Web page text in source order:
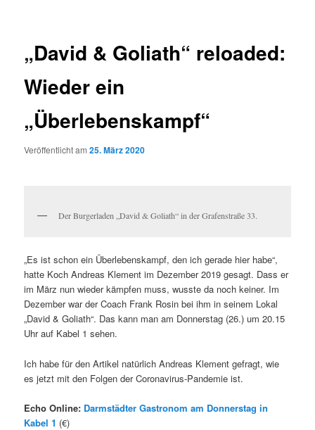
„David & Goliath“ reloaded:
Wieder ein
„Überlebenskampf“
Veröffentlicht am25. März 2020
Der Burgerladen „David & Goliath“ in der Grafenstraße 33.
„Es ist schon ein Überlebenskampf, den ich gerade hier habe“,
hatte Koch Andreas Klement im Dezember 2019 gesagt. Dass er
im März nun wieder kämpfen muss, wusste da noch keiner. Im
Dezember war der Coach Frank Rosin bei ihm in seinem Lokal
„David & Goliath“. Das kann man am Donnerstag (26.) um 20.15
Uhr auf Kabel 1 sehen.
Ich habe für den Artikel natürlich Andreas Klement gefragt, wie
es jetzt mit den Folgen der Coronavirus-Pandemie ist.
Echo Online: Darmstädter Gastronom am Donnerstag in
Kabel 1 (€)